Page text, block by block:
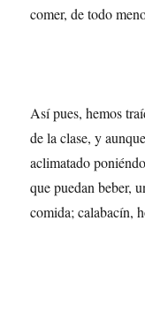
comer, de todo
Así pues, hemos
de la clase, y
aclimatado
que puedan beber,
comida; calabacín,